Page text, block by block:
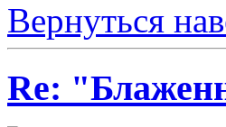
Вернуться
Re: